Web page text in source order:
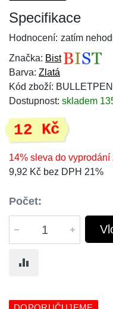
Specifikace
Hodnocení: zatím
Značka: Bist
Barva: Zlatá
Kód zboží: BULLETPEN
Dostupnost: skladem
12 Kč
14% sleva do vyprodání
9,92 Kč bez DPH 21%
Počet: